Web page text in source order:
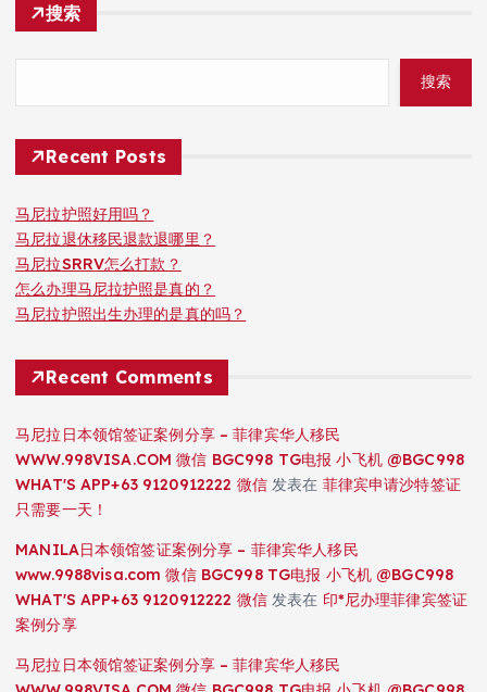
搜索
搜索
Recent Posts
马尼拉护照好用吗？
马尼拉退休移民退款退哪里？
马尼拉SRRV怎么打款？
怎么办理马尼拉护照是真的？
马尼拉护照出生办理的是真的吗？
Recent Comments
马尼拉日本领馆签证案例分享 – 菲律宾华人移民
WWW.998VISA.COM 微信 BGC998 TG电报 小飞机 @BGC998
WHAT'S APP+63 9120912222 微信发表在 菲律宾申请沙特签证
只需要一天！
MANILA日本领馆签证案例分享 – 菲律宾华人移民
www.9988visa.com 微信 BGC998 TG电报 小飞机 @BGC998
WHAT'S APP+63 9120912222 微信发表在 印*尼办理菲律宾签证
案例分享
马尼拉日本领馆签证案例分享 – 菲律宾华人移民